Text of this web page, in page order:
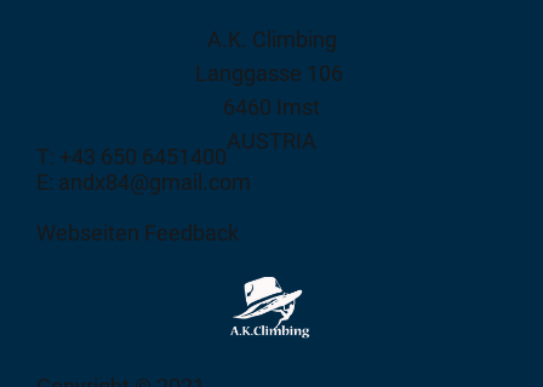
A.K. Climbing
Langgasse 106
6460 Imst
AUSTRIA
T: +43 650 6451400
E: andx84@gmail.com
Webseiten Feedback